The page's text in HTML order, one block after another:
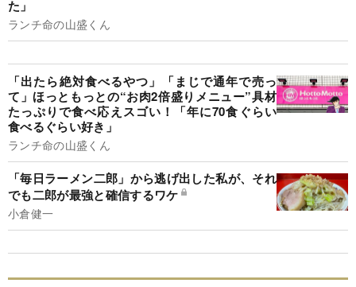
た」
ランチ命の山盛くん
「出たら絶対食べるやつ」「まじで通年で売っ
て」ほっともっとの“お肉2倍盛りメニュー”具材
たっぷりで食べ応えスゴい！「年に70食ぐらい
食べるぐらい好き」
ランチ命の山盛くん
「毎日ラーメン二郎」から逃げ出した私が、それ
でも二郎が最強と確信するワケ
小倉健一